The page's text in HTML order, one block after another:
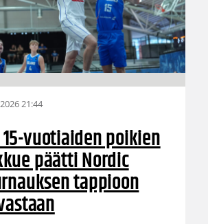
21:44
vuotiaiden poikien
päätti Nordic
tappioon